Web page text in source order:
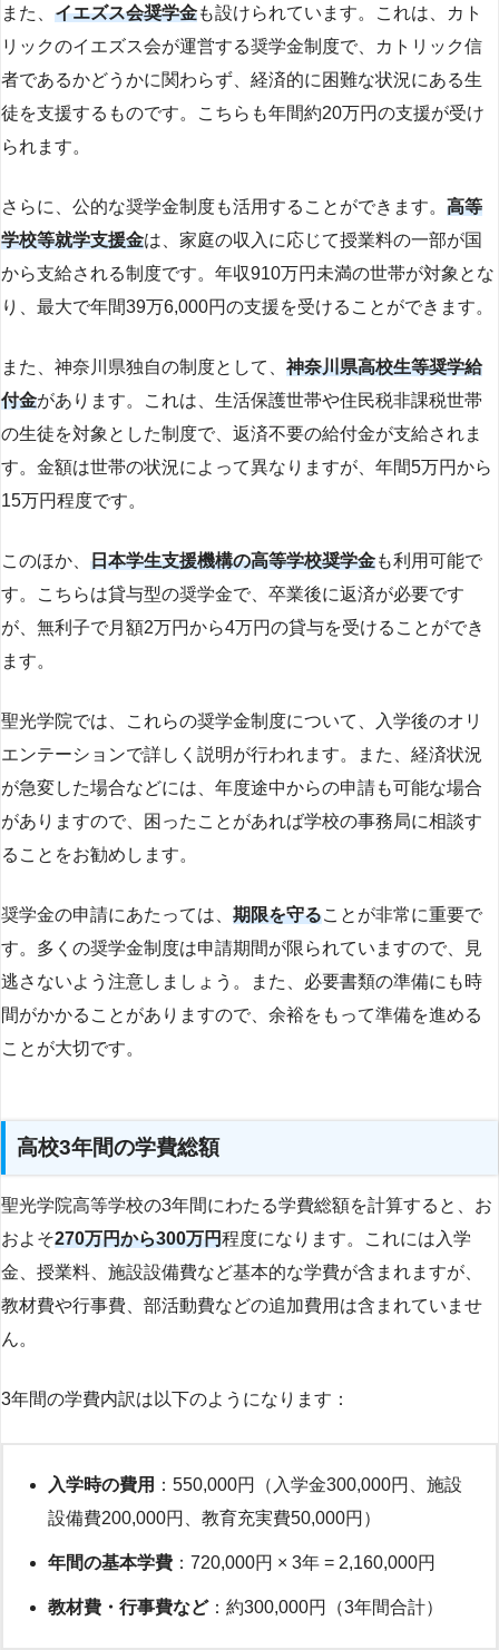
また、 イエズス会奨学金も設けられています。これは、カト
リックのイエズス会が運営する奨学金制度で、カトリック信
者であるかどうかに関わらず、経済的に困難な状況にある生
徒を支援するものです。こちらも年間約20万円の支援が受け
られます。
さらに、公的な奨学金制度も活用することができます。 高等
学校等就学支援金は、家庭の収入に応じて授業料の一部が国
から支給される制度です。年収910万円未満の世帯が対象とな
り、最大で年間39万6,000円の支援を受けることができます。
また、神奈川県独自の制度として、 神奈川県高校生等奨学給
付金があります。これは、生活保護世帯や住民税非課税世帯
の生徒を対象とした制度で、返済不要の給付金が支給されま
す。金額は世帯の状況によって異なりますが、年間5万円から
15万円程度です。
このほか、 日本学生支援機構の高等学校奨学金も利用可能で
す。こちらは貸与型の奨学金で、卒業後に返済が必要です
が、無利子で月額2万円から4万円の貸与を受けることができ
ます。
聖光学院では、これらの奨学金制度について、入学後のオリ
エンテーションで詳しく説明が行われます。また、経済状況
が急変した場合などには、年度途中からの申請も可能な場合
がありますので、困ったことがあれば学校の事務局に相談す
ることをお勧めします。
奨学金の申請にあたっては、 期限を守ることが非常に重要で
す。多くの奨学金制度は申請期間が限られていますので、見
逃さないよう注意しましょう。また、必要書類の準備にも時
間がかかることがありますので、余裕をもって準備を進める
ことが大切です。
高校3年間の学費総額
聖光学院高等学校の3年間にわたる学費総額を計算すると、お
およそ270万円から300万円程度になります。これには入学
金、授業料、施設設備費など基本的な学費が含まれますが、
教材費や行事費、部活動費などの追加費用は含まれていませ
ん。
3年間の学費内訳は以下のようになります：
入学時の費用 ：550,000円（入学金300,000円、施設
設備費200,000円、教育充実費50,000円）
年間の基本学費 ：720,000円 × 3年 = 2,160,000円
教材費・行事費など：約300,000円（3年間合計）